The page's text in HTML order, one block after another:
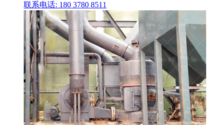
联系电话: 180 3780 8511